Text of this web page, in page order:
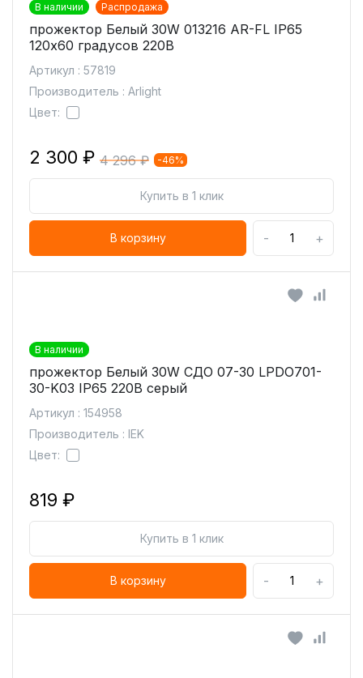
В наличии Распродажа
прожектор Белый 30W 013216 AR-FL IP65
120х60 градусов 220В
Артикул : 57819
Производитель : Arlight
Цвет:
2 300 ₽ 4 296 ₽ -46%
Купить в 1 клик
В корзину - +
В наличии
прожектор Белый 30W СДО 07-30 LPDO701-
30-K03 IP65 220В серый
Артикул : 154958
Производитель : IEK
Цвет:
819 ₽
Купить в 1 клик
В корзину - +